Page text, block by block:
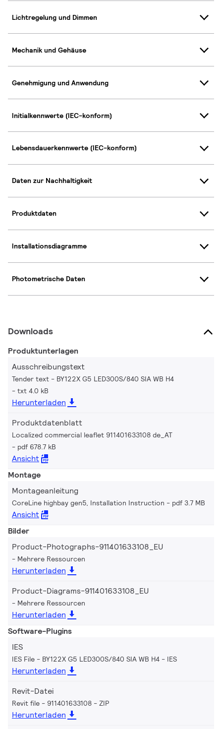
Lichtregelung und Dimmen
Mechanik und Gehäuse
Genehmigung und Anwendung
Initialkennwerte (IEC-konform)
Lebensdauerkennwerte (IEC-konform)
Daten zur Nachhaltigkeit
Produktdaten
Installationsdiagramme
Photometrische Daten
Downloads
Produktunterlagen
Ausschreibungstext
Tender text - BY122X G5 LED300S/840 SIA WB H4
txt 4.0 kB
Herunterladen
Produktdatenblatt
Localized commercial leaflet 911401633108 de_AT
pdf 678.7 kB
Ansicht
Montage
Montageanleitung
CoreLine highbay gen5, Installation Instruction pdf 3.7 MB
Ansicht
Bilder
Product-Photographs-911401633108_EU
Mehrere Ressourcen
Herunterladen
Product-Diagrams-911401633108_EU
Mehrere Ressourcen
Herunterladen
Software-Plugins
IES
IES File - BY122X G5 LED300S/840 SIA WB H4 IES
Herunterladen
Revit-Datei
Revit file - 911401633108 ZIP
Herunterladen